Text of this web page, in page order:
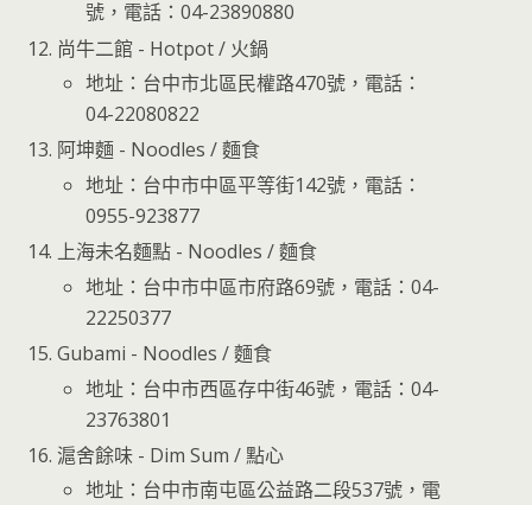
號，電話：04-23890880
尚牛二館 - Hotpot / 火鍋
地址：台中市北區民權路470號，電話：
04-22080822
阿坤麵 - Noodles / 麵食
地址：台中市中區平等街142號，電話：
0955-923877
上海未名麵點 - Noodles / 麵食
地址：台中市中區市府路69號，電話：04-
22250377
Gubami - Noodles / 麵食
地址：台中市西區存中街46號，電話：04-
23763801
滬舍餘味 - Dim Sum / 點心
地址：台中市南屯區公益路二段537號，電